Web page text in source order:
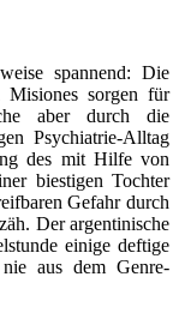
spannend: Die
Misiones sorgen für
aber durch die
Psychiatrie-Alltag
des mit Hilfe von
biestigen Tochter
Gefahr durch
Der argentinische
einige deftige
aus dem Genre-